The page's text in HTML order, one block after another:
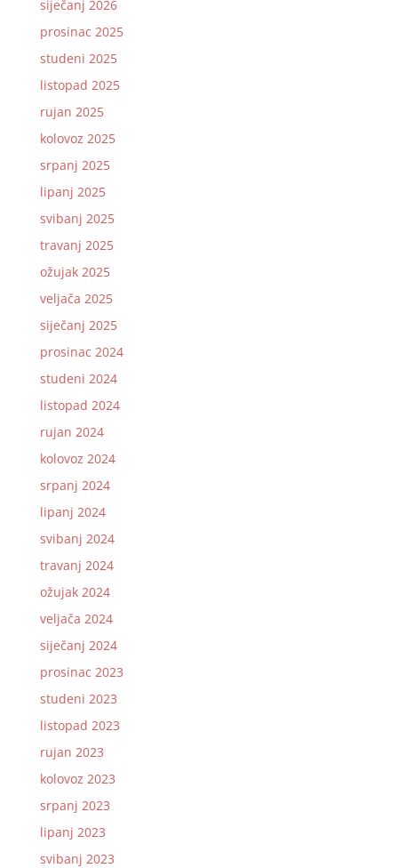
siječanj 2026
prosinac 2025
studeni 2025
listopad 2025
rujan 2025
kolovoz 2025
srpanj 2025
lipanj 2025
svibanj 2025
travanj 2025
ožujak 2025
veljača 2025
siječanj 2025
prosinac 2024
studeni 2024
listopad 2024
rujan 2024
kolovoz 2024
srpanj 2024
lipanj 2024
svibanj 2024
travanj 2024
ožujak 2024
veljača 2024
siječanj 2024
prosinac 2023
studeni 2023
listopad 2023
rujan 2023
kolovoz 2023
srpanj 2023
lipanj 2023
svibanj 2023